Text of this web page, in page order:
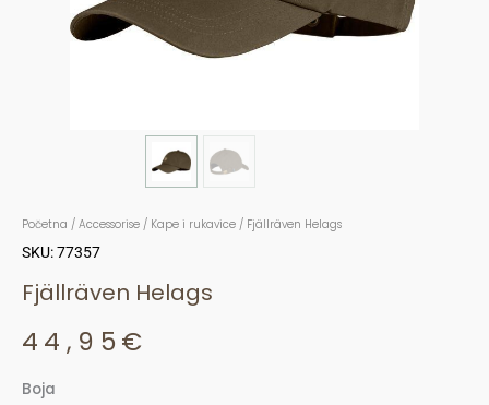
Početna / Accessorise / Kape i rukavice / Fjällräven Helags
SKU: 77357
Fjällräven Helags
44,95 €
Boja